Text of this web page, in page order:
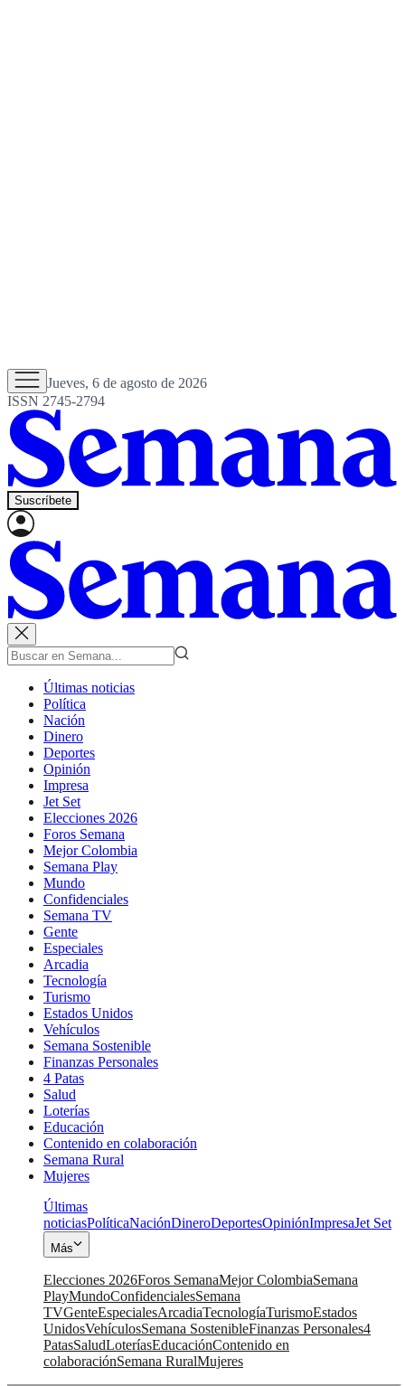
Jueves, 6 de agosto de 2026
ISSN 2745-2794
Suscríbete
Últimas noticias
Política
Nación
Dinero
Deportes
Opinión
Impresa
Jet Set
Elecciones 2026
Foros Semana
Mejor Colombia
Semana Play
Mundo
Confidenciales
Semana TV
Gente
Especiales
Arcadia
Tecnología
Turismo
Estados Unidos
Vehículos
Semana Sostenible
Finanzas Personales
4 Patas
Salud
Loterías
Educación
Contenido en colaboración
Semana Rural
Mujeres
Últimas
noticiasPolíticaNaciónDineroDeportesOpiniónImpresaJet Set
Más
Elecciones 2026Foros SemanaMejor ColombiaSemana
PlayMundoConfidencialesSemana
TVGenteEspecialesArcadiaTecnologíaTurismoEstados
UnidosVehículosSemana SostenibleFinanzas Personales4
PatasSaludLoteríasEducaciónContenido en
colaboraciónSemana RuralMujeres